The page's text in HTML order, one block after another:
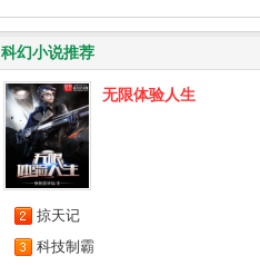
科幻小说推荐
无限体验人生
掠天记
科技制霸